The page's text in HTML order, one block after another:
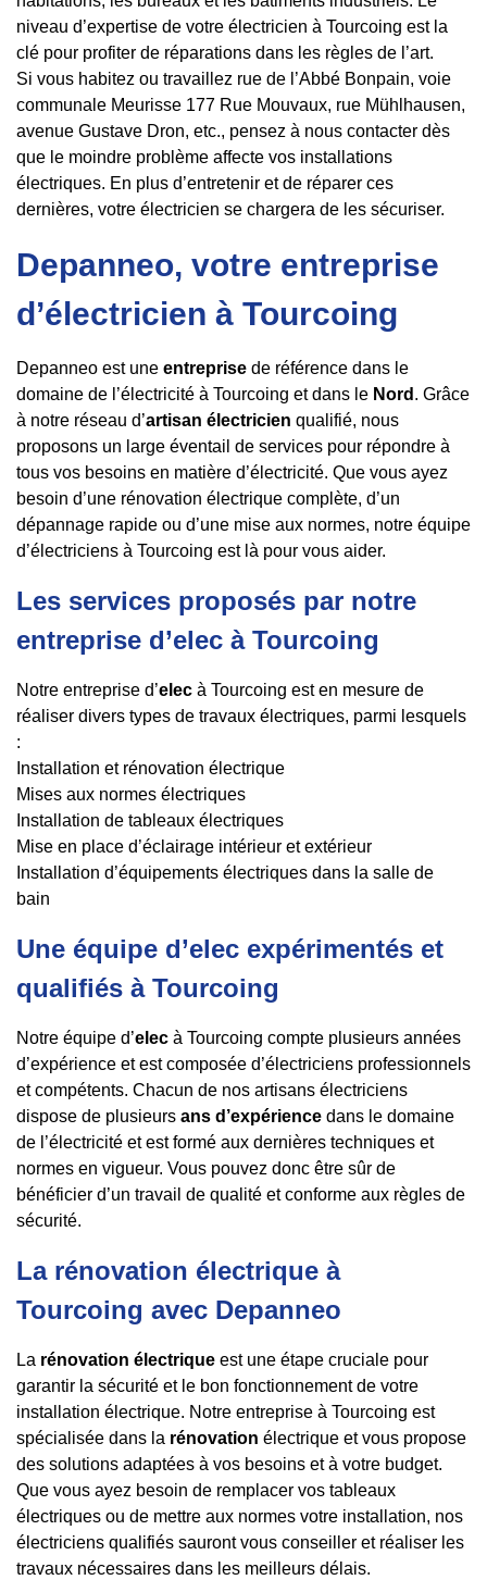
niveau d’expertise de votre électricien à Tourcoing est la
clé pour profiter de réparations dans les règles de l’art.
Si vous habitez ou travaillez rue de l’Abbé Bonpain, voie
communale Meurisse 177 Rue Mouvaux, rue Mühlhausen,
avenue Gustave Dron, etc., pensez à nous contacter dès
que le moindre problème affecte vos installations
électriques. En plus d’entretenir et de réparer ces
dernières, votre électricien se chargera de les sécuriser.
Depanneo, votre entreprise
d’électricien à Tourcoing
Depanneo est une entreprise de référence dans le
domaine de l’électricité à Tourcoing et dans le Nord . Grâce
à notre réseau d’artisan électricien qualifié, nous
proposons un large éventail de services pour répondre à
tous vos besoins en matière d’électricité. Que vous ayez
besoin d’une rénovation électrique complète, d’un
dépannage rapide ou d’une mise aux normes, notre équipe
d’électriciens à Tourcoing est là pour vous aider.
Les services proposés par notre
entreprise d’elec à Tourcoing
Notre entreprise d’elec à Tourcoing est en mesure de
réaliser divers types de travaux électriques, parmi lesquels
:
Installation et rénovation électrique
Mises aux normes électriques
Installation de tableaux électriques
Mise en place d’éclairage intérieur et extérieur
Installation d’équipements électriques dans la salle de
bain
Une équipe d’elec expérimentés et
qualifiés à Tourcoing
Notre équipe d’elec à Tourcoing compte plusieurs années
d’expérience et est composée d’électriciens professionnels
et compétents. Chacun de nos artisans électriciens
dispose de plusieurs ans d’expérience dans le domaine
de l’électricité et est formé aux dernières techniques et
normes en vigueur. Vous pouvez donc être sûr de
bénéficier d’un travail de qualité et conforme aux règles de
sécurité.
La rénovation électrique à
Tourcoing avec Depanneo
La rénovation électrique est une étape cruciale pour
garantir la sécurité et le bon fonctionnement de votre
installation électrique. Notre entreprise à Tourcoing est
spécialisée dans la rénovation électrique et vous propose
des solutions adaptées à vos besoins et à votre budget.
Que vous ayez besoin de remplacer vos tableaux
électriques ou de mettre aux normes votre installation, nos
électriciens qualifiés sauront vous conseiller et réaliser les
travaux nécessaires dans les meilleurs délais.